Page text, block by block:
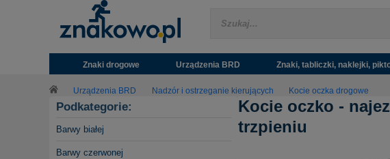
Znaki drogowe Urządzenia BRD Znaki, tabliczki, naklejki,
Urządzenia BRD Nadzór i ostrzeganie kierujących Kocie oczka drogowe
Podkategorie:
Barwy białej
Barwy czerwonej
Kocie oczko -
trzpieniu